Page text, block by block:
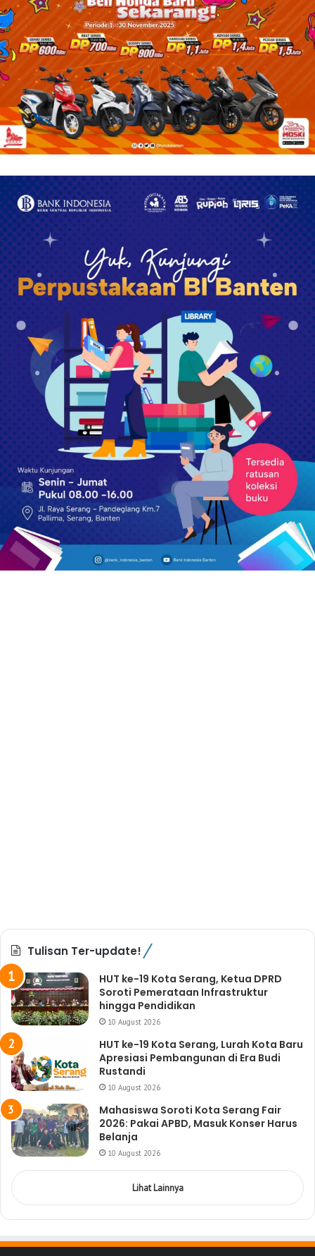
Tulisan Ter-update!
HUT ke-19 Kota Serang, Ketua DPRD
Soroti Pemerataan Infrastruktur
hingga Pendidikan
10 August 2026
HUT ke-19 Kota Serang, Lurah Kota Baru
Apresiasi Pembangunan di Era Budi
Rustandi
10 August 2026
Mahasiswa Soroti Kota Serang Fair
2026: Pakai APBD, Masuk Konser Harus
Belanja
10 August 2026
Lihat Lainnya